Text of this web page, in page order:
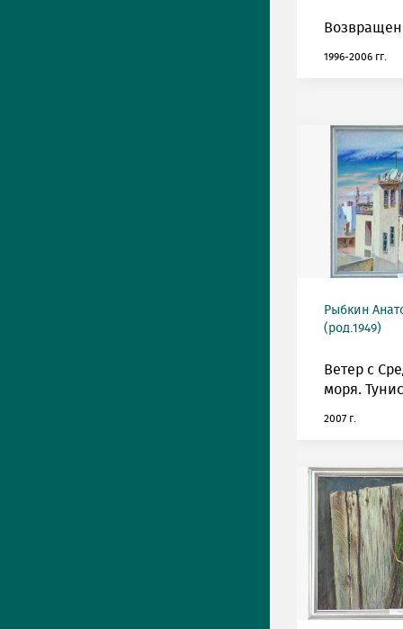
1996-2006 гг.
Рыбкин
(род.1949)
Ветер с
моря.
2007 г.